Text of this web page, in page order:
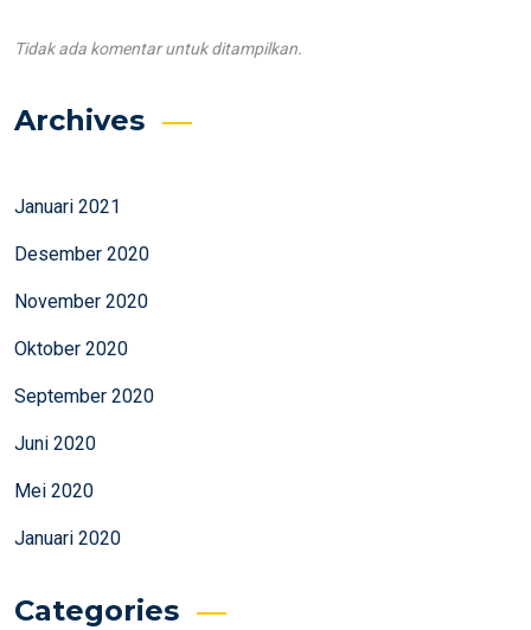
Tidak ada komentar untuk ditampilkan.
Archives
Januari 2021
Desember 2020
November 2020
Oktober 2020
September 2020
Juni 2020
Mei 2020
Januari 2020
Categories